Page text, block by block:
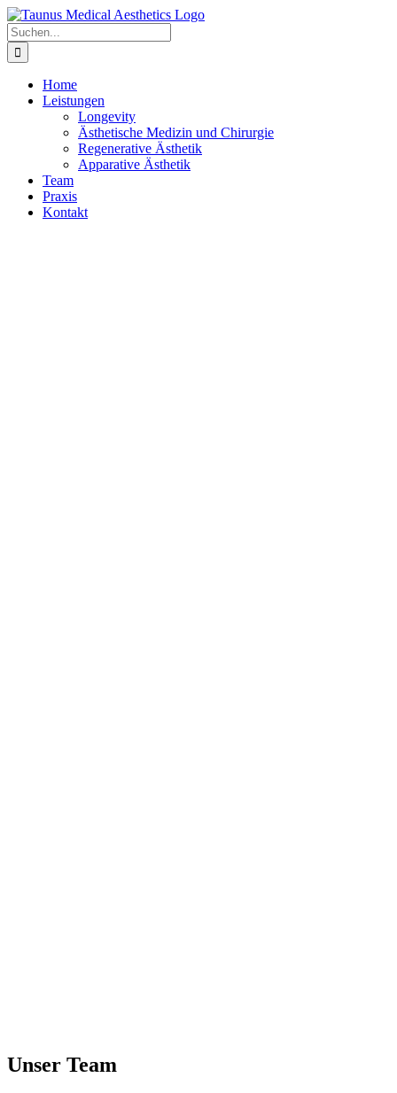
Zum
Inhalt
springen
Suche
nach:
Home
Leistungen
Longevity
Ästhetische Medizin und Chirurgie
Regenerative Ästhetik
Apparative Ästhetik
Team
Praxis
Kontakt
Unser Team